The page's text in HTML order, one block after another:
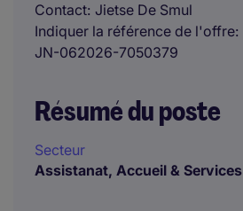
Contact Jietse De Smul
Indiquer la référence de l'offre
JN-062026-7050379
Résumé du poste
Secteur
Assistanat, Accueil & Services